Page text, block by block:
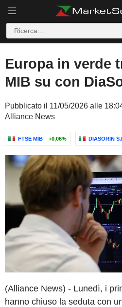
Europa in verde
MIB su con
Pubblicato il 11/05/2026 alle
Alliance News
FTSE MIB +0,06% DIASORIN
(Alliance News) - Lunedì, i
hanno chiuso la seduta con